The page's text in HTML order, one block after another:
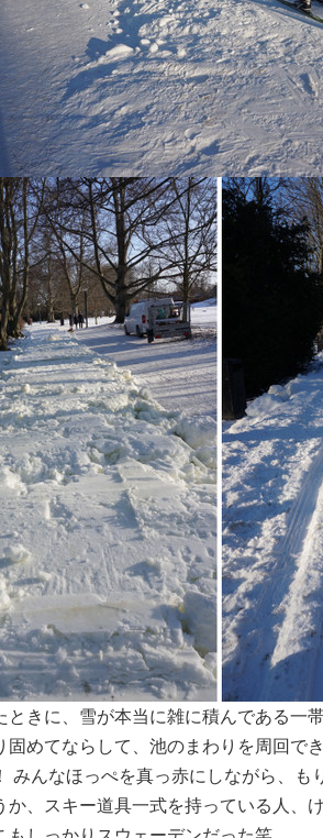
ときに、雪が本当に雑に積んである一
固めてならして、池のまわりを周回で
みんなほっぺを真っ赤にしながら、も
か、スキー道具一式を持っている人、